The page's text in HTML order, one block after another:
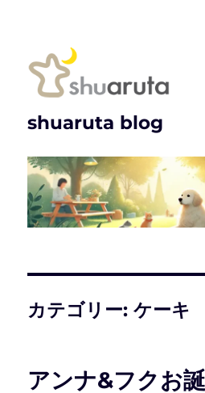
shuaruta blog
カテゴリー:ケーキ
アンナ&フクお